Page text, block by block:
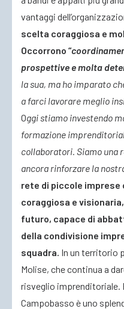
vantaggi
scelta coraggiosa e
Occorrono “
prospettive e molta
la sua, ma ho imparato
a farci lavorare meglio
Oggi stiamo investendo
formazione
collaboratori. Siamo una
ancora rinforzare la
rete di piccole imprese
coraggiosa e
futuro, capace di
della condivisione
squadra. In un territorio
Molise, che continua a
risveglio imprenditoriale.
Campobasso è uno